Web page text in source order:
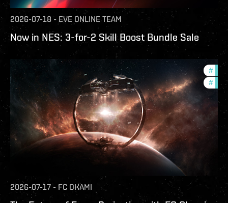
2026-07-18 - EVE ONLINE TEAM
Now in NES: 3-for-2 Skill Boost Bundle Sale
#
#
2026-07-17 - FC OKAMI